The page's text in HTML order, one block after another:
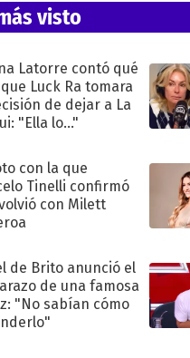
visto
Latorre contó qué
Luck Ra tomara
de dejar a La
"Ella lo..."
con la que
Tinelli confirmó
con Milett
de Brito anunció el
de una famosa
"No sabían cómo